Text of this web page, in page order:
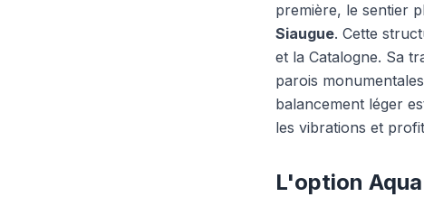
première, le sentier
Siaugue. Cette
et la Catalogne. Sa
parois
balancement léger
les vibrations et
L'option